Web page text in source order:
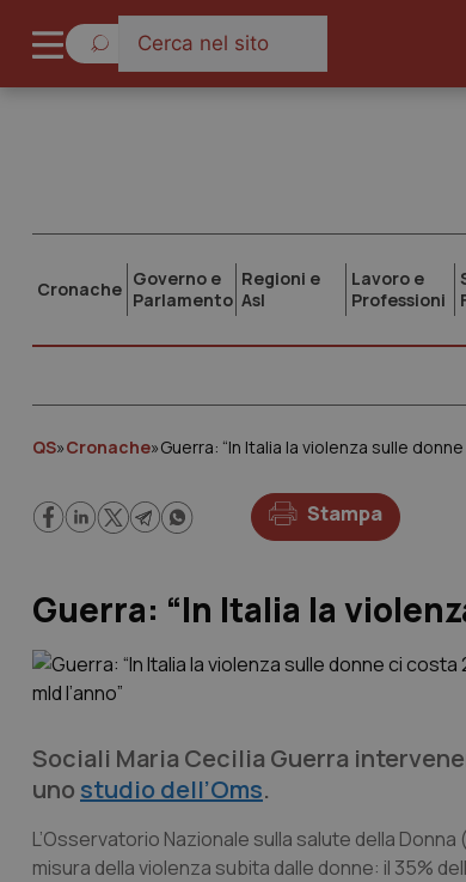
Cronache Governo e
Parlamento
Regioni e
Asl
Lavoro e
Professioni
QS»Cronache»Guerra: “In Italia la violenza sulle
Stampa
Guerra: “In Italia la
Sociali Maria Cecilia Guerra
uno studio dell’Oms.
L’Osservatorio Nazionale sulla salute della
misura della violenza subita dalle donne: il 35%